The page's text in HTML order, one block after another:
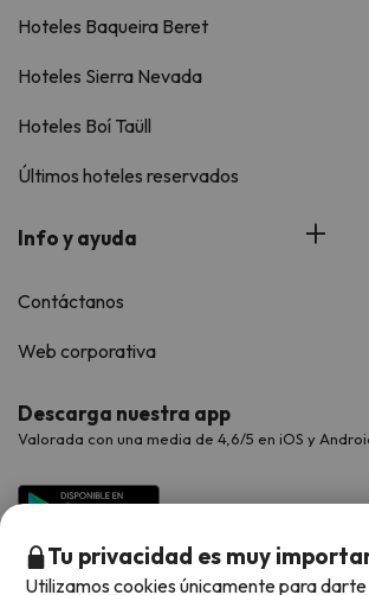
Hoteles Baqueira Beret
Hoteles Sierra Nevada
Hoteles Boí Taüll
Últimos hoteles reservados
Info y ayuda
Contáctanos
Web corporativa
Descarga nuestra app
Valorada con una media de 4,6/5 en iOS y
Tu privacidad es muy
Utilizamos cookies únicamente para